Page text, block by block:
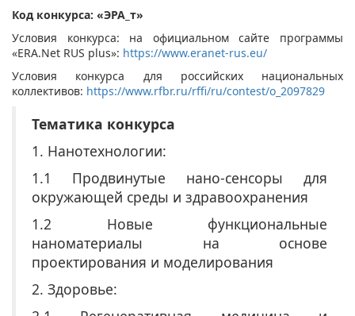
Код конкурса: «ЭРА_т»
Условия конкурса: на официальном сайте программы
«ERA.Net RUS plus»: https://www.eranet-rus.eu/
Условия конкурса для российских национальных
коллективов: https://www.rfbr.ru/rffi/ru/contest/o_2097829
Тематика конкурса
1. Нанотехнологии:
1.1 Продвинутые нано-сенсоры для
окружающей среды и здравоохранения
1.2 Новые функциональные
наноматериалы на основе
проектирования и моделирования
2. Здоровье: